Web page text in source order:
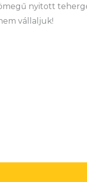
nyitott
vállaljuk!